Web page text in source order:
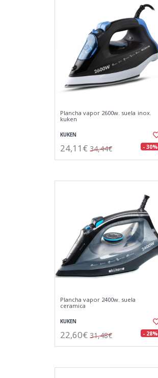
Plancha vapor 2600w. suela inox.
kuken
KUKEN
24,11€ 34,44€ - 30%
Plancha vapor 2400w. suela
ceramica
KUKEN
22,60€ 31,48€ - 28%